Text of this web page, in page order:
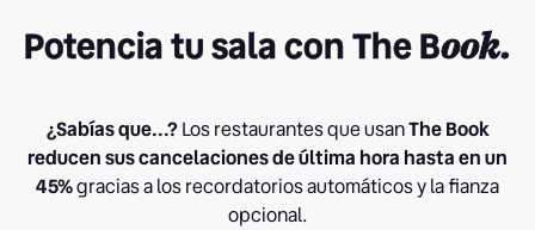
Potencia tu sala con The Book.
¿Sabías que...? Los restaurantes que usanThe Book
reducen sus cancelaciones de última hora hasta en un
45%gracias a los recordatorios automáticos y la fianza
opcional.